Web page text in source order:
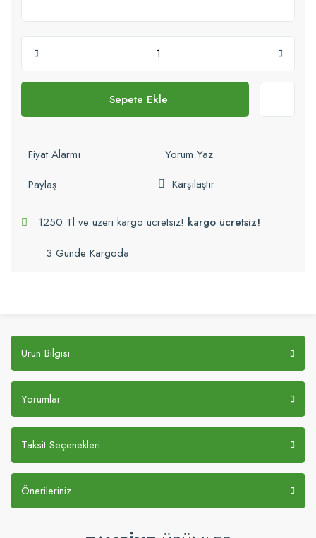
Sepete Ekle
Fiyat Alarmı
Yorum Yaz
Paylaş
Karşılaştır
1250 Tl ve üzeri kargo ücretsiz! kargo ücretsiz!
3 Günde Kargoda
Ürün Bilgisi
Yorumlar
Taksit Seçenekleri
Önerileriniz